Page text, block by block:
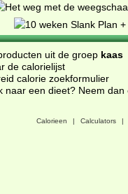
uit de groep kaas
de calorielijst
calorie zoekformulier
naar een dieet? Neem
Calorieen | Calculators |